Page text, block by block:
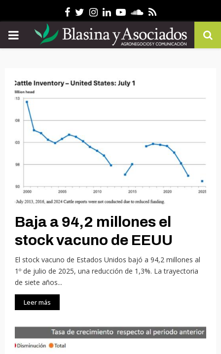
Facebook
Twitter
Instagram
Linkedin
YoutubeSoundcloud
Rss
PRIMARY
Baja a 94,2 millones el
stock vacuno de EEUU
El stock vacuno de Estados Unidos bajó a 94,2 millones al
1º de julio de 2025, una reducción de 1,3%. La trayectoria
de siete años...
Leer más